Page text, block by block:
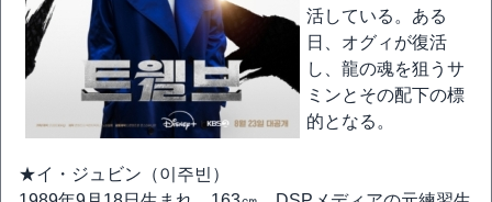
活している。ある
日、オグィが復活
し、龍の魂を狙うサ
ミンとその配下の標
的となる。
★イ・ジュビン（이주빈）